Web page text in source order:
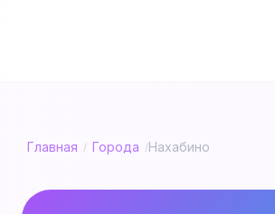
Главная / Города /Нахабино